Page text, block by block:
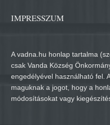
IMPRESSZUM
A vadna.hu honlap tartalma
csak Vanda Község
engedélyével használható fel.
maguknak a jogot, hogy a
módosításokat vagy